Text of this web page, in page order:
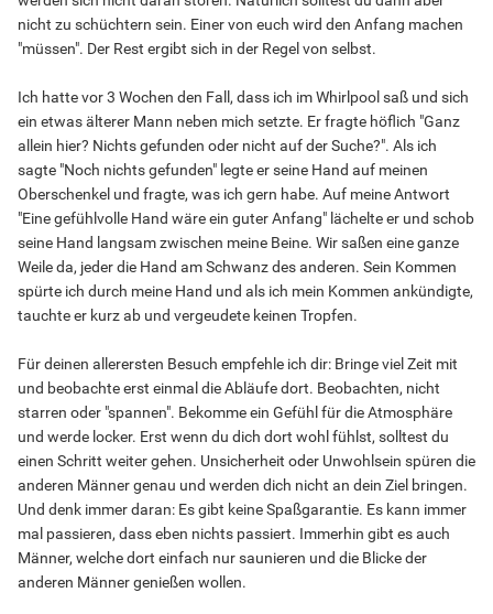
nicht zu schüchtern sein. Einer von euch wird den Anfang machen
"müssen". Der Rest ergibt sich in der Regel von selbst.
Ich hatte vor 3 Wochen den Fall, dass ich im Whirlpool saß und sich
ein etwas älterer Mann neben mich setzte. Er fragte höflich "Ganz
allein hier? Nichts gefunden oder nicht auf der Suche?". Als ich
sagte "Noch nichts gefunden" legte er seine Hand auf meinen
Oberschenkel und fragte, was ich gern habe. Auf meine Antwort
"Eine gefühlvolle Hand wäre ein guter Anfang" lächelte er und schob
seine Hand langsam zwischen meine Beine. Wir saßen eine ganze
Weile da, jeder die Hand am Schwanz des anderen. Sein Kommen
spürte ich durch meine Hand und als ich mein Kommen ankündigte,
tauchte er kurz ab und vergeudete keinen Tropfen.
Für deinen allerersten Besuch empfehle ich dir: Bringe viel Zeit mit
und beobachte erst einmal die Abläufe dort. Beobachten, nicht
starren oder "spannen". Bekomme ein Gefühl für die Atmosphäre
und werde locker. Erst wenn du dich dort wohl fühlst, solltest du
einen Schritt weiter gehen. Unsicherheit oder Unwohlsein spüren die
anderen Männer genau und werden dich nicht an dein Ziel bringen.
Und denk immer daran: Es gibt keine Spaßgarantie. Es kann immer
mal passieren, dass eben nichts passiert. Immerhin gibt es auch
Männer, welche dort einfach nur saunieren und die Blicke der
anderen Männer genießen wollen.